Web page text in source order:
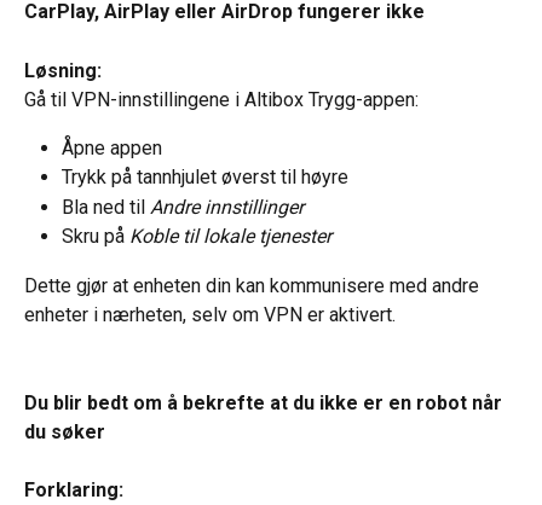
CarPlay, AirPlay eller AirDrop fungerer ikke
Løsning:
Gå til VPN-innstillingene i Altibox Trygg-appen:
Åpne appen
Trykk på tannhjulet øverst til høyre
Bla ned til Andre innstillinger
Skru på Koble til lokale tjenester
Dette gjør at enheten din kan kommunisere med andre
enheter i nærheten, selv om VPN er aktivert.
Du blir bedt om å bekrefte at du ikke er en robot når
du søker
Forklaring: